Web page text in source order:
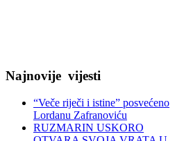
Najnovije vijesti
“Veče riječi i istine” posvećeno
Lordanu Zafranoviću
RUZMARIN USKORO